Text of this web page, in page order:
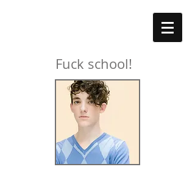
Fuck school!